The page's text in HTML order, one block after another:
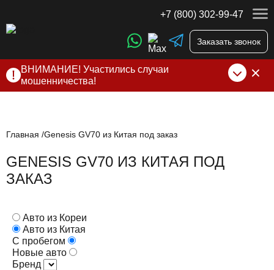
+7 (800) 302-99-47
Заказать звонок
ВНИМАНИЕ! Участились случаи
мошенничества!
нами по официальным контактам, указанным в соц сетях
Главная Genesis GV70 из Китая под заказ
GENESIS GV70 ИЗ КИТАЯ ПОД
ЗАКАЗ
Авто из Кореи
Авто из Китая
С пробегом
Новые авто
Бренд